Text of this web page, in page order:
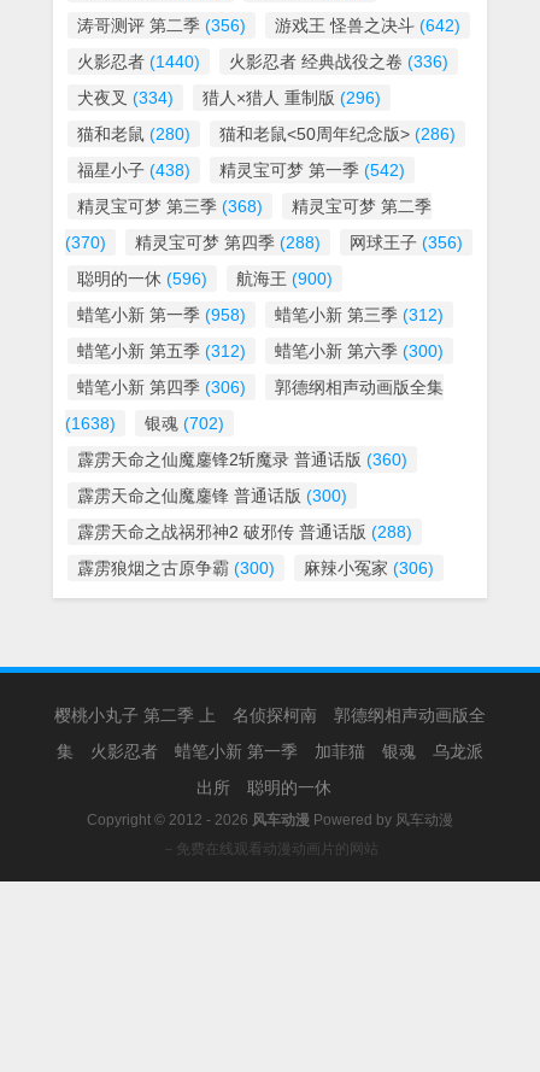
涛哥测评 第二季 (356) 游戏王 怪兽之决斗 (642)
火影忍者 (1440) 火影忍者 经典战役之卷 (336)
犬夜叉 (334) 猎人×猎人 重制版 (296)
猫和老鼠 (280) 猫和老鼠<50周年纪念版> (286)
福星小子 (438) 精灵宝可梦 第一季 (542)
精灵宝可梦 第三季 (368)
精灵宝可梦 第二季
(370)
精灵宝可梦 第四季 (288) 网球王子 (356)
聪明的一休 (596) 航海王 (900)
蜡笔小新 第一季 (958) 蜡笔小新 第三季 (312)
蜡笔小新 第五季 (312) 蜡笔小新 第六季 (300)
蜡笔小新 第四季 (306)
郭德纲相声动画版全集
(1638)
银魂 (702)
霹雳天命之仙魔鏖锋2斩魔录 普通话版 (360)
霹雳天命之仙魔鏖锋 普通话版 (300)
霹雳天命之战祸邪神2 破邪传 普通话版 (288)
霹雳狼烟之古原争霸 (300) 麻辣小冤家 (306)
樱桃小丸子 第二季 上 名侦探柯南
郭德纲相声动画版全
集
火影忍者 蜡笔小新 第一季 加菲猫 银魂
乌龙派
出所
聪明的一休
Copyright © 2012 - 2026 风车动漫 Powered by 风车动漫
－免费在线观看动漫动画片的网站